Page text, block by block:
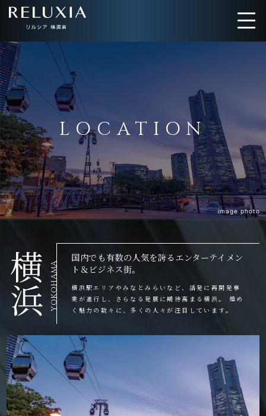
トップ
アクセス デザイン
間取り 設備仕様
ブランド
image photo
LOCATION
横
浜YOKOHAMA
国内でも有数の人気を誇るエンターテイメン
ト＆ビジネス街。
横浜駅エリアやみなとみらいなど、活発に再開発事
業が進行し、さらなる発展に期待高まる横浜。 煌め
く魅力の数々に、多くの人々が注目しています。